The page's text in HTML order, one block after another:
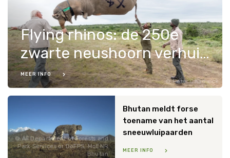
Peter Chadwick
Flying rhinos: de 250e
zwarte neushoorn verhuisd
MEER INFO
All Department of Forests and
Park Services or DoFPS, MoENR
Bhutan
Bhutan meldt forse
toename van het aantal
sneeuwluipaarden
MEER INFO